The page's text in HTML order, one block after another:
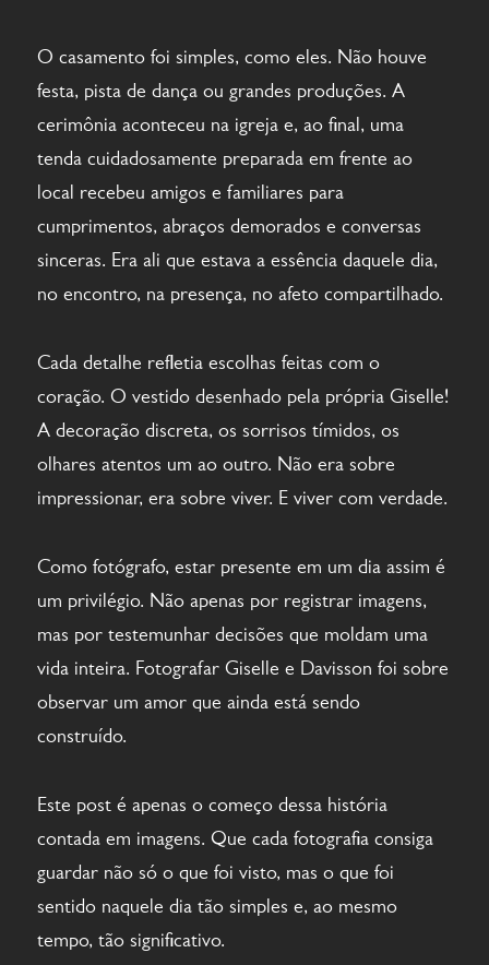
O casamento foi simples, como eles. Não houve
festa, pista de dança ou grandes produções. A
cerimônia aconteceu na igreja e, ao final, uma
tenda cuidadosamente preparada em frente ao
local recebeu amigos e familiares para
cumprimentos, abraços demorados e conversas
sinceras. Era ali que estava a essência daquele dia,
no encontro, na presença, no afeto compartilhado.
Cada detalhe refletia escolhas feitas com o
coração. O vestido desenhado pela própria Giselle!
A decoração discreta, os sorrisos tímidos, os
olhares atentos um ao outro. Não era sobre
impressionar, era sobre viver. E viver com verdade.
Como fotógrafo, estar presente em um dia assim é
um privilégio. Não apenas por registrar imagens,
mas por testemunhar decisões que moldam uma
vida inteira. Fotografar Giselle e Davisson foi sobre
observar um amor que ainda está sendo
construído.
Este post é apenas o começo dessa história
contada em imagens. Que cada fotografia consiga
guardar não só o que foi visto, mas o que foi
sentido naquele dia tão simples e, ao mesmo
tempo, tão significativo.